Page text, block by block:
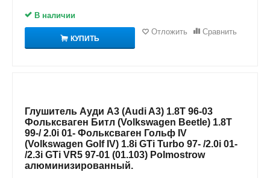
В наличии
КУПИТЬ
Отложить Сравнить
Глушитель Ауди А3 (Audi A3) 1.8T 96-03
Фольксваген Битл (Volkswagen Beetle) 1.8T
99-/ 2.0i 01- Фольксваген Гольф IV
(Volkswagen Golf IV) 1.8i GTi Turbo 97- /2.0i 01-
/2.3i GTi VR5 97-01 (01.103) Polmostrow
алюминизированный.